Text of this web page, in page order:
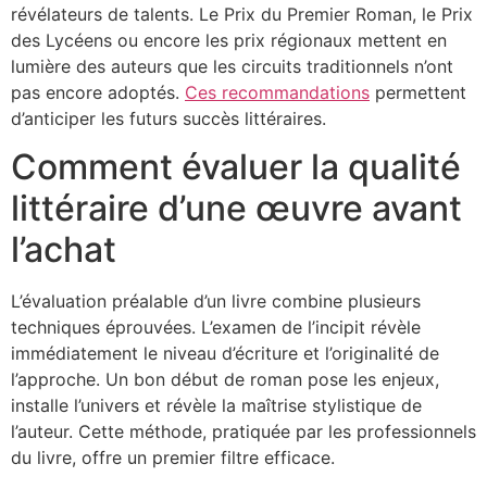
révélateurs de talents. Le Prix du Premier Roman, le Prix
des Lycéens ou encore les prix régionaux mettent en
lumière des auteurs que les circuits traditionnels n’ont
pas encore adoptés. Ces recommandations permettent
d’anticiper les futurs succès littéraires.
Comment évaluer la qualité
littéraire d’une œuvre avant
l’achat
L’évaluation préalable d’un livre combine plusieurs
techniques éprouvées. L’examen de l’incipit révèle
immédiatement le niveau d’écriture et l’originalité de
l’approche. Un bon début de roman pose les enjeux,
installe l’univers et révèle la maîtrise stylistique de
l’auteur. Cette méthode, pratiquée par les professionnels
du livre, offre un premier filtre efficace.